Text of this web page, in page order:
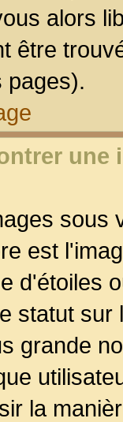
alors
être
pages).
une
sous
est
d'étoiles
statut
grande
la